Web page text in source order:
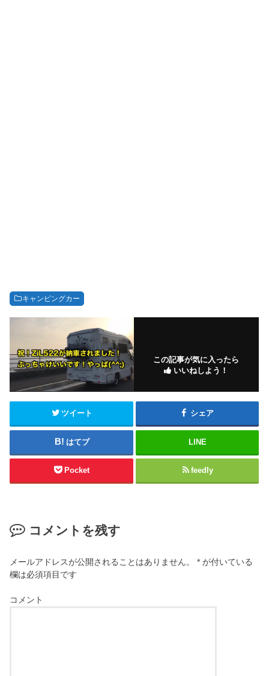
キャンピングカー
この記事が気に入ったら
いいねしよう！
ツイート シェア
はてブ LINE
Pocket feedly
コメントを残す
メールアドレスが公開されることはありません。 * が付いている
欄は必須項目です
コメント